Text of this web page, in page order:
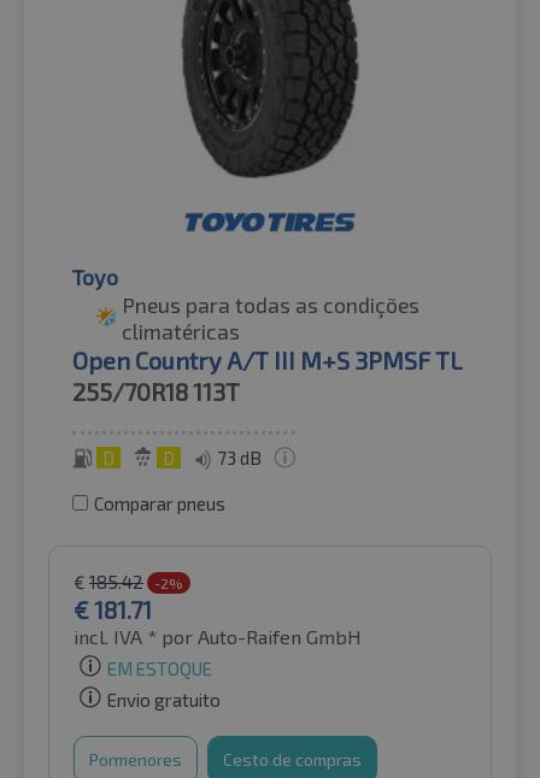
Toyo
Pneus para todas as condições
climatéricas
Open Country A/T III M+S 3PMSF TL
255/70R18113T
D D 73 dB
Comparar pneus
€ 185.42 -2%
€181.71
incl. IVA * por Auto-Raifen GmbH
EM ESTOQUE
Envio gratuito
Pormenores Cesto de compras